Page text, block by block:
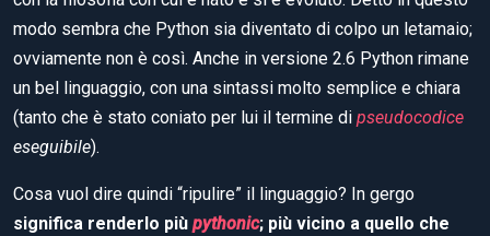
modo sembra che Python sia diventato di colpo un letamaio;
ovviamente non è così. Anche in versione 2.6 Python rimane
un bel linguaggio, con una sintassi molto semplice e chiara
(tanto che è stato coniato per lui il termine di pseudocodice
eseguibile).
Cosa vuol dire quindi “ripulire” il linguaggio? In gergo
significa renderlo più pythonic; più vicino a quello che